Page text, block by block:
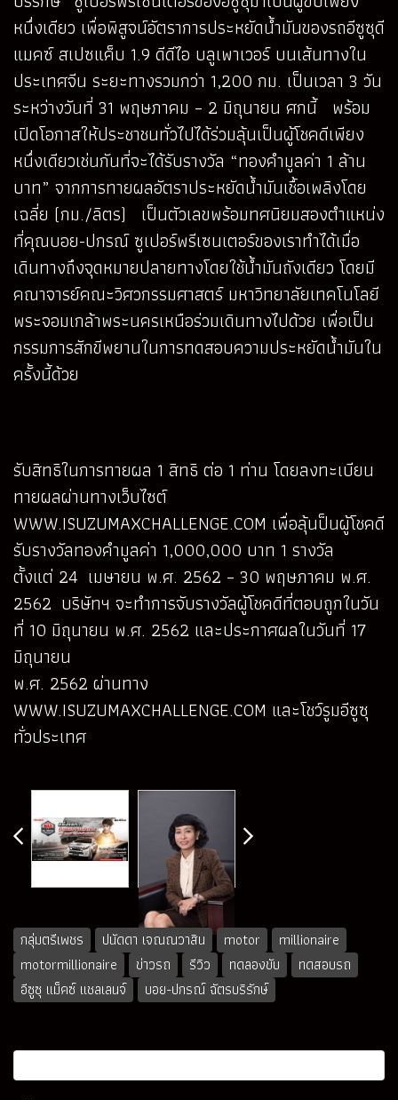
หนึ่งเดียว เพื่อพิสูจน์อัตราการประหยัดน้ำมันของรถอีซูซุดี
แมคซ์ สเปซแค็บ 1.9 ดีดีไอ บลูเพาเวอร์ บนเส้นทางใน
ประเทศจีน ระยะทางรวมกว่า 1,200 กม. เป็นเวลา 3 วัน
ระหว่างวันที่ 31 พฤษภาคม – 2 มิถุนายน ศกนี้ พร้อม
เปิดโอกาสให้ประชาชนทั่วไปได้ร่วมลุ้นเป็นผู้โชคดีเพียง
หนึ่งเดียวเช่นกันที่จะได้รับรางวัล “ทองคำมูลค่า 1 ล้าน
บาท” จากการทายผลอัตราประหยัดน้ำมันเชื้อเพลิงโดย
เฉลี่ย (กม./ลิตร) เป็นตัวเลขพร้อมทศนิยมสองตำแหน่ง
ที่คุณบอย-ปกรณ์ ซูเปอร์พรีเซนเตอร์ของเราทำได้เมื่อ
เดินทางถึงจุดหมายปลายทางโดยใช้น้ำมันถังเดียว โดยมี
คณาจารย์คณะวิศวกรรมศาสตร์ มหาวิทยาลัยเทคโนโลยี
พระจอมเกล้าพระนครเหนือร่วมเดินทางไปด้วย เพื่อเป็น
กรรมการสักขีพยานในการทดสอบความประหยัดน้ำมันใน
ครั้งนี้ด้วย
รับสิทธิในการทายผล 1 สิทธิ ต่อ 1 ท่าน โดยลงทะเบียน
ทายผลผ่านทางเว็บไซต์
WWW.ISUZUMAXCHALLENGE.COM เพื่อลุ้นป็นผู้โชคดี
รับรางวัลทองคำมูลค่า 1,000,000 บาท 1 รางวัล
ตั้งแต่ 24 เมษายน พ.ศ. 2562 – 30 พฤษภาคม พ.ศ.
2562 บริษัทฯ จะทำการจับรางวัลผู้โชคดีที่ตอบถูกในวัน
ที่ 10 มิถุนายน พ.ศ. 2562 และประกาศผลในวันที่ 17
มิถุนายน
พ.ศ. 2562 ผ่านทาง
WWW.ISUZUMAXCHALLENGE.COM และโชว์รูมอีซูซุ
ทั่วประเทศ
กลุ่มตรีเพชร ปนัดดา เจณณวาสิน motor
millionaire
motormillionaire
ข่าวรถ รีวิว ทดลองขับ
ทดสอบรถ
อีซูซุ แม็คซ์ แชลเลนจ์
บอย-ปกรณ์ ฉัตรบริรักษ์